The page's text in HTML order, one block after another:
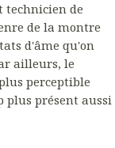
technicien de
de la montre
d'âme qu'on
ailleurs, le
perceptible
plus présent aussi